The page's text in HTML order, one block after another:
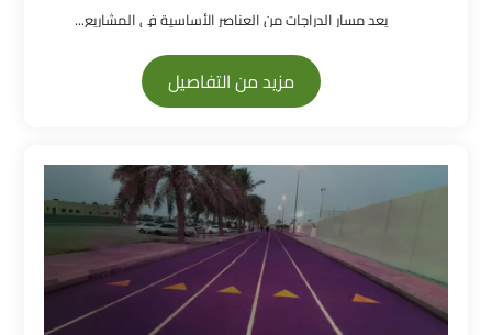
يعد مسار الدراجات من العناصر الأساسية في المشاريع...
مزيد من التفاصيل